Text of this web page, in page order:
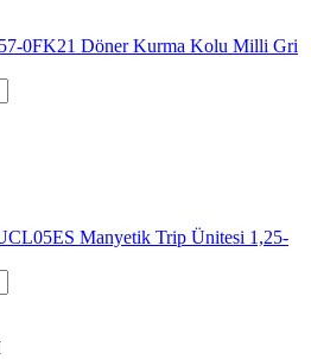
0FK21 Döner Kurma Kolu Milli Gri
Manyetik Trip Ünitesi 1,25-